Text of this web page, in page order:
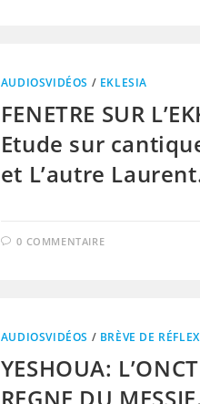
AUDIOSVIDÉOS / EKLESIA
FENETRE SUR
Etude sur
et L’autre
0 COMMENTAIRE
AUDIOSVIDÉOS / BRÈVE DE
YESHOUA: